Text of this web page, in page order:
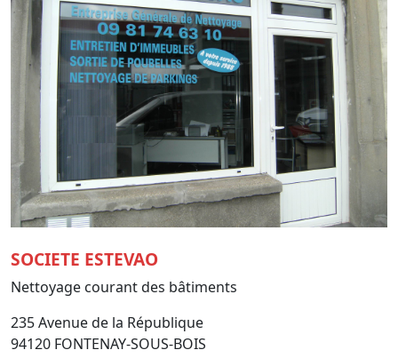
SOCIETE ESTEVAO
Nettoyage courant des bâtiments
235 Avenue de la République
94120 FONTENAY-SOUS-BOIS